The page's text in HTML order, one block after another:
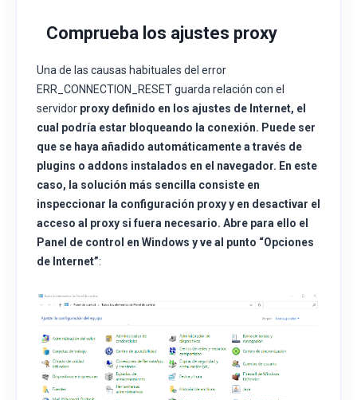
Comprueba los ajustes proxy
Una de las causas habituales del error
ERR_CONNECTION_RESET guarda relación con el
servidor proxy definido en los ajustes de Internet, el
cual podría estar bloqueando la conexión. Puede ser
que se haya añadido automáticamente a través de
plugins o addons instalados en el navegador. En este
caso, la solución más sencilla consiste en
inspeccionar la configuración proxy y en desactivar el
acceso al proxy si fuera necesario. Abre para ello el
Panel de control en Windows y ve al punto “Opciones
de Internet”: